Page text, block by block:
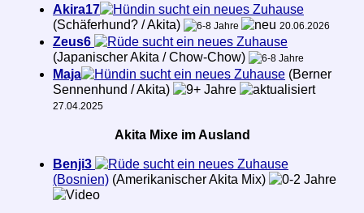
Akira17
sucht ein neues Zuhause
(Schäferhund? / Akita)
20.06.2026
Zeus6
sucht ein neues Zuhause
(Japanischer Akita / Chow-Chow)
Maja
sucht ein neues Zuhause (Berner
Sennenhund / Akita)
27.04.2025
Akita Mixe im Ausland
Benji3
sucht ein neues Zuhause
(Bosnien) (Amerikanischer Akita Mix)